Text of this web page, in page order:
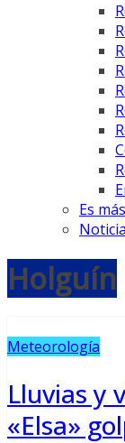
Es
Holguín
Meteorología
Lluvias y
«Elsa»